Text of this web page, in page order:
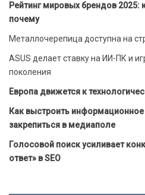
Рейтинг мировых брендов 2025:
почему
Металлочерепица доступна на
ASUS делает ставку на ИИ-ПК и
поколения
Европа движется к
Как выстроить информационное
закрепиться в медиаполе
Голосовой поиск усиливает
ответ» в SEO